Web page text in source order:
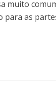
muito
para as